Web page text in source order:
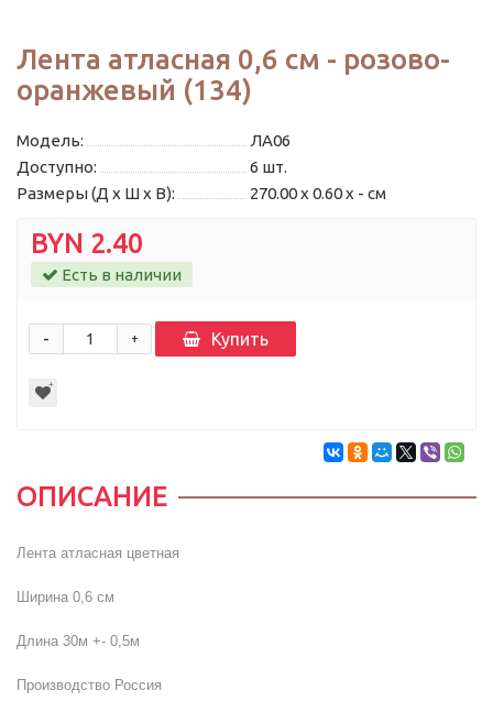
Лента атласная 0,6 см - розово-
оранжевый (134)
Модель:
ЛА06
Доступно:
6 шт.
Размеры (Д x Ш x В):
270.00 x 0.60 x - см
BYN 2.40
Есть в наличии
+
- Купить
ОПИСАНИЕ
Лента атласная цветная
Ширина 0,6 cм
Длина 30м +- 0,5м
Производство Россия